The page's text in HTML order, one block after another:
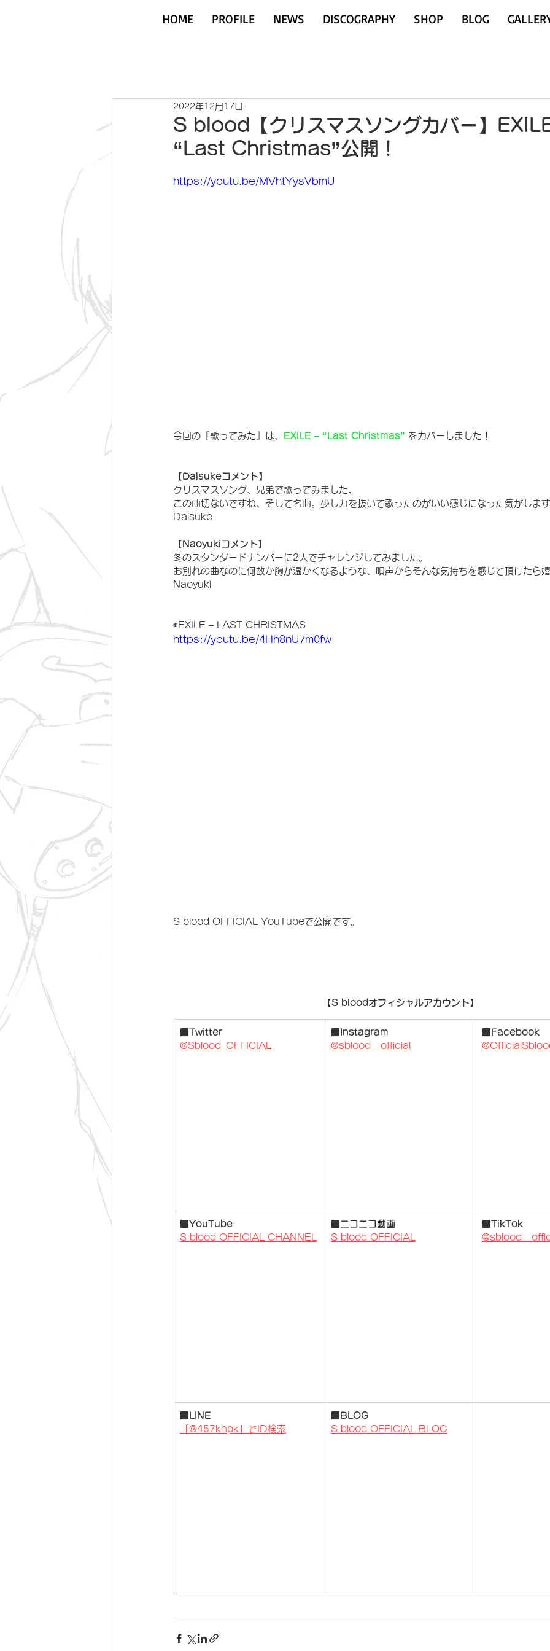
HOME PROFILE NEWS DISCOGRAPHY SHOP BLOG
S blood【クリスマスソングカバー】
“Last Christmas”公開！
2022年12月17日
https://youtu.be/MVhtYysVbmU
今回の『歌ってみた』は、 EXILE – “Last Christmas” をカバーしました！
【Daisukeコメント】
クリスマスソング、兄弟で歌ってみました。
この曲切ないですね、そして名曲。少し力を抜いて歌ったのがいい感じになった気がしま
Daisuke
【Naoyukiコメント】
冬のスタンダードナンバーに2人でチャレンジしてみました。
お別れの曲なのに何故か胸が温かくなるような、唄声からそんな気持ちを感じて頂けたら
Naoyuki
◉EXILE – LAST CHRISTMAS
https://youtu.be/4Hh8nU7m0fw
S blood OFFICIAL YouTubeで公開です。
【S bloodオフィシャルアカウント】
■Twitter
@Sblood_OFFICIAL
■Instagram
@sblood__official
■Facebook
■YouTube
S blood OFFICIAL CHANNEL
■ニコニコ動画
S blood OFFICIAL
■TikTok
​​​​■LINE
「@457khpk」でID検索
■BLOG
S blood OFFICIAL BLOG